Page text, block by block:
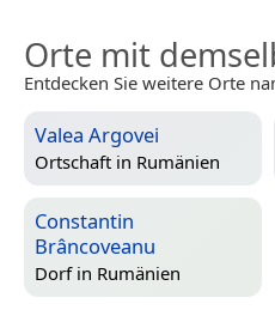
Orte mit
Entdecken Sie weitere Orte
Valea Argovei
Ortschaft in Rumänien
Constantin
Brâncoveanu
Dorf in Rumänien